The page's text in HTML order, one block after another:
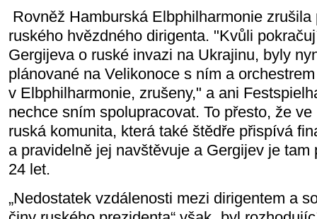
Rovněž Hamburská Elbphilharmonie
ruského hvězdného dirigenta. "Kvůli
Gergijeva o ruské invazi na Ukrajinu, byly
plánované na Velikonoce s ním a
v Elbphilharmonie, zrušeny," a ani
nechce sním spolupracovat. To přesto, že
ruská komunita, která také štědře přispívá
a pravidelně jej navštěvuje a Gergijev je
24 let.
„Nedostatek vzdálenosti mezi dirigentem a